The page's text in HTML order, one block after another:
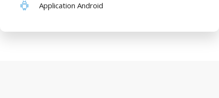
Application Android